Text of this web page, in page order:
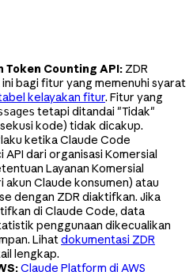
Token Counting API: ZDR
bagi fitur yang memenuhi syarat
kelayakan fitur. Fitur yang
tetapi ditandai "Tidak"
kode) tidak dicakup.
ketika Claude Code
dari organisasi Komersial
Layanan Komersial
Claude konsumen) atau
dengan ZDR diaktifkan. Jika
di Claude Code, data
penggunaan dikecualikan
Lihatdokumentasi ZDR
lengkap.
Claude Platform di AWS